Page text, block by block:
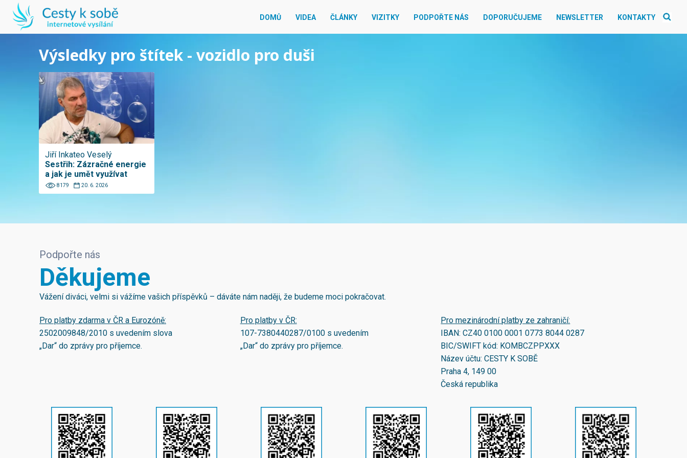
DOMŮ VIDEA ČLÁNKY VIZITKY PODPOŘTE NÁS DOPORUČUJEME NEWSLETTER KONTAKTY
Výsledky pro štítek - vozidlo pro duši
Jiří Inkateo Veselý
Sestřih: Zázračné energie
a jak je umět využívat
8179 20. 6. 2026
Podpořte nás
Děkujeme
Vážení diváci, velmi si vážíme vašich příspěvků – dáváte nám naději, že budeme moci pokračovat.
Pro platby zdarma v ČR a Eurozóně:
2502009848/2010 s uvedením slova
„Dar“ do zprávy pro příjemce.
Pro platby v ČR:
107-7380440287/0100s uvedením
„Dar“ do zprávy pro příjemce.
Pro mezinárodní platby ze zahraničí:
IBAN:CZ40 0100 0001 0773 8044 0287
BIC/SWIFT kód: KOMBCZPPXXX
Název účtu: CESTY K SOBĚ
Praha 4, 149 00
Česká republika